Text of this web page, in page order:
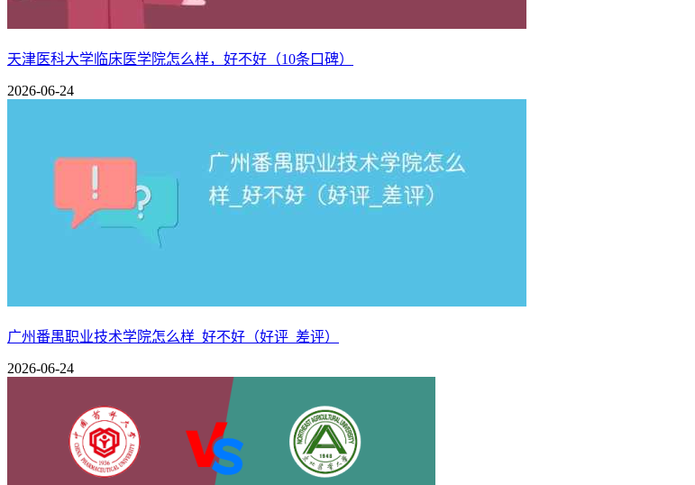
二、广西财经学院数字媒体技术专业在本校怎么样
专业名称 院校名称
档次（应用型）
会展经济与管理
广西财经学院 B++（4★）
公共事业管理
广西财经学院
农林经济管理
广西财经学院 A+（4★）
商务经济学
广西财经学院
广西财经学院
A（4★）
广西财经学院 B++（4★）
天津医科大学临床医学院怎么样，好不好（10条口碑）
2026-06-24
广州番禺职业技术学院怎么样_好不好（好评_差评）
2026-06-24